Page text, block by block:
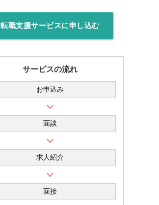
転職支援サービスに申し込む
サービスの流れ
お申込み
面談
求人紹介
面接